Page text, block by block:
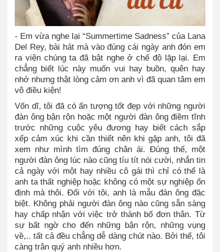
- Em vừa nghe lại “Summertime Sadness” của Lana
Del Rey, bài hát mà vào đúng cái ngày anh đón em
ra viện chúng ta đã bật nghe ở chế độ lặp lại. Em
chẳng biết lúc này muốn vui hay buồn, quên hay
nhớ nhưng thật lòng cảm ơn anh vì đã quan tâm em
vô điều kiện!
Vốn dĩ, tôi đã có ấn tượng tốt đẹp với những người
đàn ông bận rộn hoặc một người đàn ông điềm tĩnh
trước những cuộc yêu đương hay biết cách sắp
xếp cảm xúc khi cần thiết nên khi gặp anh, tôi đã
xem như mình tìm đúng chân ái. Đúng thế, một
người đàn ông lúc nào cũng tíu tít nói cười, nhắn tin
cả ngày với một hay nhiều cô gái thì chỉ có thể là
anh ta thất nghiệp hoặc không có một sự nghiệp ổn
định mà thôi. Đối với tôi, anh là mẫu đàn ông đặc
biệt. Không phải người đàn ông nào cũng sẵn sàng
hay chấp nhận với việc trở thành bố đơn thân. Từ
sự bất ngờ cho đến những bận rộn, những vụng
về,.. tất cả đều chẳng dễ dàng chút nào. Bởi thế, tôi
càng trân quý anh nhiều hơn.